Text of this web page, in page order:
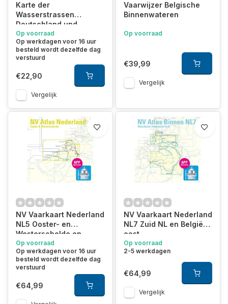
Karte der
Wasserstrassen
Deutschland und
Beneluxländer
Op voorraad
Op werkdagen voor 16 uur
besteld wordt dezelfde dag
verstuurd
€22,90
Vergelijk
Vaarwijzer Belgische
Binnenwateren
Op voorraad
€39,99
Vergelijk
NV Vaarkaart Nederland
NL5 Ooster- en
Westerschelde en
België
Op voorraad
Op werkdagen voor 16 uur
besteld wordt dezelfde dag
verstuurd
€64,99
NV Vaarkaart Nederland
NL7 Zuid NL en België
oost
Op voorraad
2-5 werkdagen
€64,99
Vergelijk